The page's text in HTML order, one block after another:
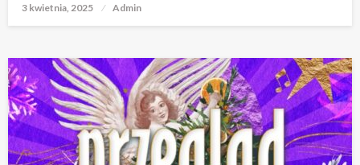
Opublikowane
3 kwietnia, 2025 Admin